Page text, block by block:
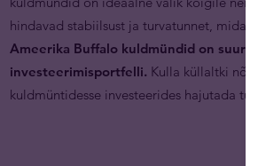
hindavad stabiilsust ja turvatunnet, mida
Ameerika Buffalo kuldmündid on
investeerimisportfelli. Kulla küllaltki
kuldmüntidesse investeerides hajutada